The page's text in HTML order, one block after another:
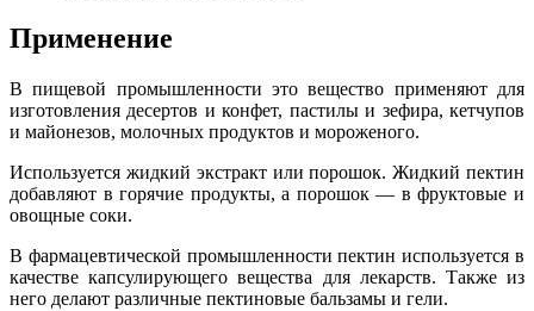
Применение
В пищевой промышленности это вещество применяют для
изготовления десертов и конфет, пастилы и зефира, кетчупов
и майонезов, молочных продуктов и мороженого.
Используется жидкий экстракт или порошок. Жидкий пектин
добавляют в горячие продукты, а порошок — в фруктовые и
овощные соки.
В фармацевтической промышленности пектин используется в
качестве капсулирующего вещества для лекарств. Также из
него делают различные пектиновые бальзамы и гели.